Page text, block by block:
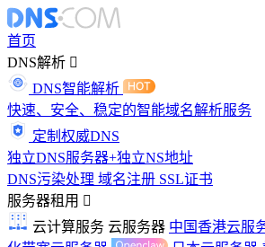
首页
DNS解析
DNS智能解析
快速、安全、稳定的智能域名解析服务
定制权威DNS
独立DNS服务器+独立NS地址
DNS污染处理 域名注册 SSL证书
服务器租用
云计算服务 云服务器 中国香港云服